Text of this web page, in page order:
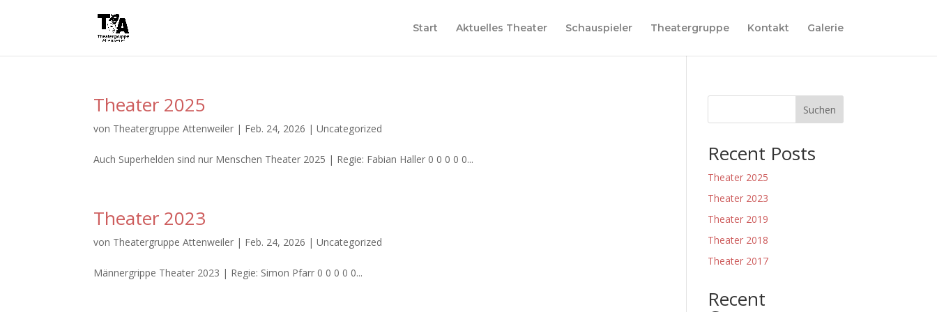
Start Aktuelles Theater Schauspieler Theatergruppe Kontakt Galerie
Theater 2025
von Theatergruppe Attenweiler | Feb. 24, 2026 |Uncategorized
Auch Superhelden sind nur Menschen Theater 2025 | Regie: Fabian Haller 0 0 0 0 0...
Theater 2023
von Theatergruppe Attenweiler | Feb. 24, 2026 |Uncategorized
Männergrippe Theater 2023 | Regie: Simon Pfarr 0 0 0 0 0...
Suchen
Recent Posts
Theater 2025
Theater 2023
Theater 2019
Theater 2018
Theater 2017
Recent